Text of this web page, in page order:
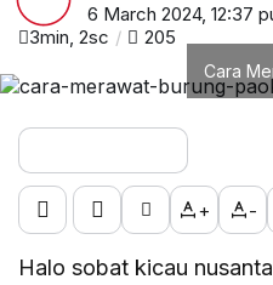
6 March 2024, 12:37
3min, 2sc
205
Cara
+ -
Halo sobat kicau